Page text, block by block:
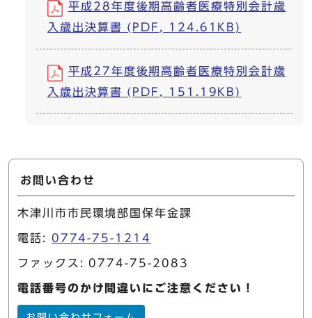
平成28年度後期高齢者医療特別会計歳
入歳出決算書 (PDF, 124.61KB)
平成27年度後期高齢者医療特別会計歳
入歳出決算書 (PDF, 151.19KB)
お問い合わせ
木津川市市民環境部国保年金課
電話: 0774-75-1214
ファックス: 0774-75-2083
電話番号のかけ間違いにご注意ください！